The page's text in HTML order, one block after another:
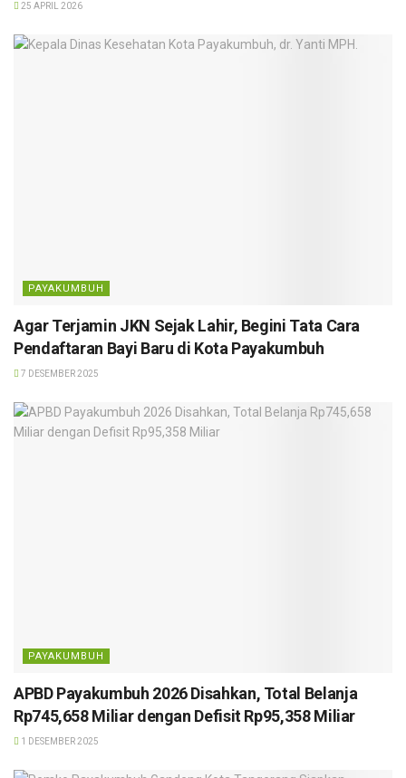
25 APRIL 2026
PAYAKUMBUH
Agar Terjamin JKN Sejak Lahir, Begini Tata Cara
Pendaftaran Bayi Baru di Kota Payakumbuh
7 DESEMBER 2025
PAYAKUMBUH
APBD Payakumbuh 2026 Disahkan, Total Belanja
Rp745,658 Miliar dengan Defisit Rp95,358 Miliar
1 DESEMBER 2025